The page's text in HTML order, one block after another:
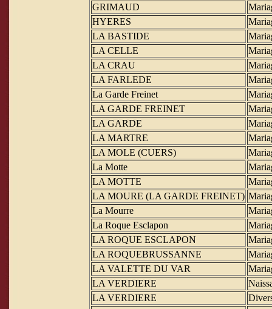
GRIMAUD
HYERES
LA BASTIDE
LA CELLE
LA CRAU
LA FARLEDE
La Garde Freinet
LA GARDE FREINET
LA GARDE
LA MARTRE
LA MOLE (CUERS)
La Motte
LA MOTTE
LA MOURE (LA GARDE FREINET)
La Mourre
La Roque Esclapon
LA ROQUE ESCLAPON
LA ROQUEBRUSSANNE
LA VALETTE DU VAR
LA VERDIERE
LA VERDIERE